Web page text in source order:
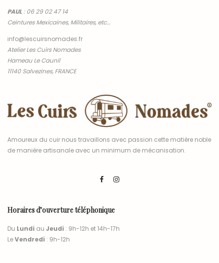
PAUL:06 29 02 47 14
Ceintures Mexicaines, Militaires, etc…
info@lescuirsnomades.fr
Atelier Les Cuirs Nomades
Hameau Le Caunil
11140 Salvezines, FRANCE
Amoureux du cuir nous travaillons avec passion cette matière noble
de manière artisanale avec un minimum de mécanisation.
Horaires d’ouverture téléphonique
Du Lundi au Jeudi : 9h-12h et 14h-17h
LeVendredi : 9h-12h